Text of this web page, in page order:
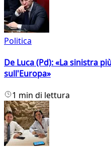
Politica
De Luca (Pd): «La sinistra
sull'Europa»
1 min di lettura